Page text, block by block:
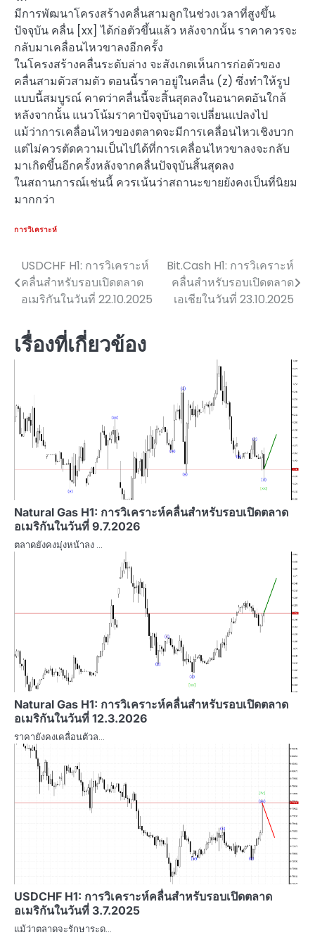
มีการพัฒนาโครงสร้างคลื่นสามลูกในช่วงเวลาที่สูงขึ้น
ปัจจุบัน คลื่น [xx] ได้ก่อตัวขึ้นแล้ว หลังจากนั้น ราคาควรจะ
กลับมาเคลื่อนไหวขาลงอีกครั้ง
ในโครงสร้างคลื่นระดับล่าง จะสังเกตเห็นการก่อตัวของ
คลื่นสามตัวสามตัว ตอนนี้ราคาอยู่ในคลื่น (z) ซึ่งทำให้รูป
แบบนี้สมบูรณ์ คาดว่าคลื่นนี้จะสิ้นสุดลงในอนาคตอันใกล้
หลังจากนั้น แนวโน้มราคาปัจจุบันอาจเปลี่ยนแปลงไป
แม้ว่าการเคลื่อนไหวของตลาดจะมีการเคลื่อนไหวเชิงบวก
แต่ไม่ควรตัดความเป็นไปได้ที่การเคลื่อนไหวขาลงจะกลับ
มาเกิดขึ้นอีกครั้งหลังจากคลื่นปัจจุบันสิ้นสุดลง
ในสถานการณ์เช่นนี้ ควรเน้นว่าสถานะขายยังคงเป็นที่นิยม
มากกว่า
การวิเคราะห์
แนะแนว
เรื่อง
USDCHF H1: การวิเคราะห์
คลื่นสำหรับรอบเปิดตลาด
อเมริกันในวันที่ 22.10.2025
Bit.Cash H1: การวิเคราะห์
คลื่นสำหรับรอบเปิดตลาด
เอเชียในวันที่ 23.10.2025
เรื่องที่เกี่ยวข้อง
Natural Gas H1: การวิเคราะห์คลื่นสำหรับรอบเปิดตลาด
อเมริกันในวันที่ 9.7.2026
ตลาดยังคงมุ่งหน้าลง …
Natural Gas H1: การวิเคราะห์คลื่นสำหรับรอบเปิดตลาด
อเมริกันในวันที่ 12.3.2026
ราคายังคงเคลื่อนตัวล…
USDCHF H1: การวิเคราะห์คลื่นสำหรับรอบเปิดตลาด
อเมริกันในวันที่ 3.7.2025
แม้ว่าตลาดจะรักษาระด…